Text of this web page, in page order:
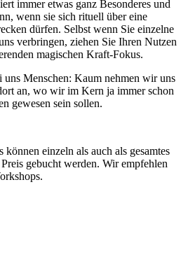
immer etwas ganz Besonderes und
wenn sie sich rituell über eine
dürfen. Selbst wenn Sie einzelne
verbringen, ziehen Sie Ihren Nutzen
magischen Kraft-Fokus.
Menschen: Kaum nehmen wir uns
an, wo wir im Kern ja immer schon
gewesen sein sollen.
einzeln als auch als gesamtes
gebucht werden. Wir empfehlen